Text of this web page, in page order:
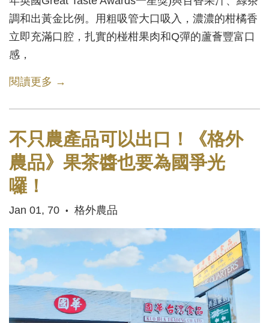
調和出黃金比例。用粗吸管大口吸入，濃濃的柑橘香
立即充滿口腔，扎實的椪柑果肉和Q彈的蘆薈豐富口
感，
閱讀更多 →
不只農產品可以出口！《格外
農品》果茶醬也要為國爭光
囉！
Jan 01, 70 • 格外農品